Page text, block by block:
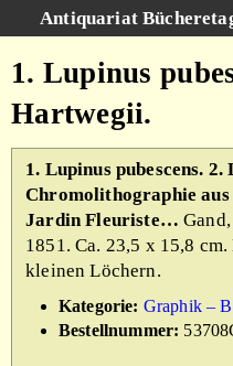
Antiquariat
Kategorien
Gesamtbestand
Warenkorb
AGB
Impressum
1. Lupinus
Hartwegii.
1. Lupinus pubescens.
Chromolithographie
Jardin Fleuriste…
1851. Ca. 23,5 x 15,8
kleinen Löchern.
Kategorie: Graphik –
Bestellnummer: